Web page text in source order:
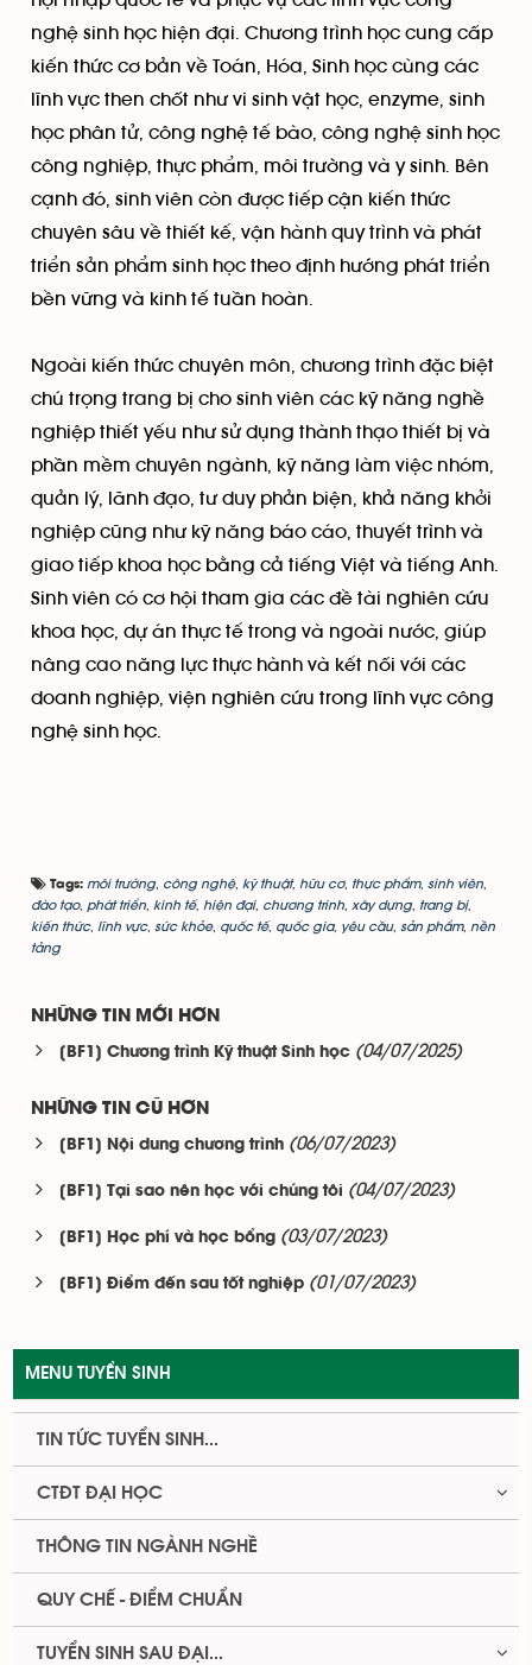
nghệ sinh học hiện đại. Chương trình học cung cấp
kiến thức cơ bản về Toán, Hóa, Sinh học cùng các
lĩnh vực then chốt như vi sinh vật học, enzyme, sinh
học phân tử, công nghệ tế bào, công nghệ sinh học
công nghiệp, thực phẩm, môi trường và y sinh. Bên
cạnh đó, sinh viên còn được tiếp cận kiến thức
chuyên sâu về thiết kế, vận hành quy trình và phát
triển sản phẩm sinh học theo định hướng phát triển
bền vững và kinh tế tuần hoàn.
Ngoài kiến thức chuyên môn, chương trình đặc biệt
chú trọng trang bị cho sinh viên các kỹ năng nghề
nghiệp thiết yếu như sử dụng thành thạo thiết bị và
phần mềm chuyên ngành, kỹ năng làm việc nhóm,
quản lý, lãnh đạo, tư duy phản biện, khả năng khởi
nghiệp cũng như kỹ năng báo cáo, thuyết trình và
giao tiếp khoa học bằng cả tiếng Việt và tiếng Anh.
Sinh viên có cơ hội tham gia các đề tài nghiên cứu
khoa học, dự án thực tế trong và ngoài nước, giúp
nâng cao năng lực thực hành và kết nối với các
doanh nghiệp, viện nghiên cứu trong lĩnh vực công
nghệ sinh học.
Tags: môi trường, công nghệ, kỹ thuật, hữu cơ, thực phẩm, sinh viên
đào tạo, phát triển kinh tế, hiện đại, chương trình xây dựng, trang bị,
kiến thức, lĩnh vực, sức khỏe, quốc tế, quốc gia, yêu cầu, sản phẩm, nền
tảng
NHỮNG TIN MỚI HƠN
[BF1] Chương trình Kỹ thuật Sinh học (04/07/2025)
NHỮNG TIN CŨ HƠN
[BF1] Nội dung chương trình (06/07/2023)
[BF1] Tại sao nên học với chúng tôi (04/07/2023)
[BF1] Học phí và học bổng (03/07/2023)
[BF1] Điểm đến sau tốt nghiệp (01/07/2023)
MENU TUYỂN SINH
TIN TỨC TUYỂN SINH...
CTĐT ĐẠI HỌC
THÔNG TIN NGÀNH NGHỀ
QUY CHẾ - ĐIỂM CHUẨN
TUYỂN SINH SAU ĐẠI...